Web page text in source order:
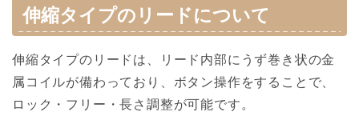
伸縮タイプのリードについて
伸縮タイプのリードは、リード内部にうず巻き状の金
属コイルが備わっており、ボタン操作をすることで、
ロック・フリー・長さ調整が可能です。